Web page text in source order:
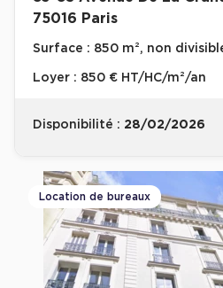
75016 Paris
Surface : 850 m², non
Loyer : 850 € HT/HC/m²/an
Disponibilité : 28/02/2026
Location de bureaux